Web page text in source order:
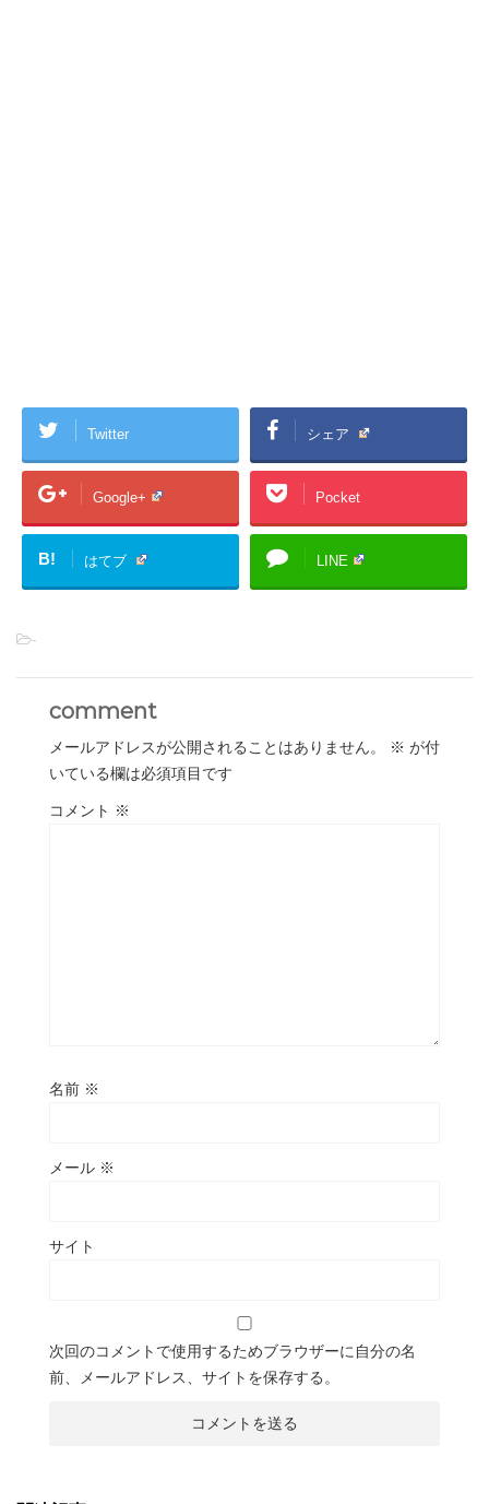
Twitter シェア
Google+ Pocket
B! はてブ LINE
-
comment
メールアドレスが公開されることはありません。 ※ が付
いている欄は必須項目です
コメント ※
名前 ※
メール ※
サイト
次回のコメントで使用するためブラウザーに自分の名
前、メールアドレス、サイトを保存する。